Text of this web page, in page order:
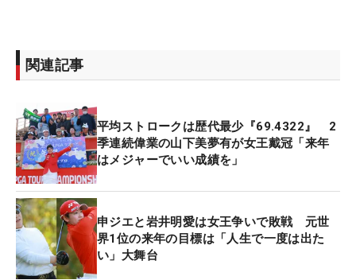
3位、「日本女子プロ選手権コニカミノルタ杯」20
位、「日本女子オープン」8位という結果だった。
分なりにできたし、いつ最後になってもいいと言う
気持ちでやっている。精一杯やった結果です」と
淡々と振り返った。
今季は春先から調子を上げ、サロンパス杯まではト
ップ10入りが4回。シーズンを通してみても、28試
合に出場してトップ10入りは11回（全体9位）と好
成績。全試合で予選通過（うち1試合は棄権）を果
関連記事
平均ストロークは歴代最少『69.4322』 2
季連続偉業の山下美夢有が女王戴冠「来年
はメジャーでいい成績を」
申ジエと岩井明愛は女王争いで敗戦 元世
界1位の来年の目標は「人生で一度は出た
い」大舞台